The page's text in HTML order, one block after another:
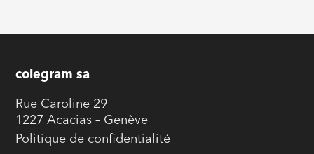
colegram sa
Rue Caroline 29
1227 Acacias – Genève
Politique de confidentialité